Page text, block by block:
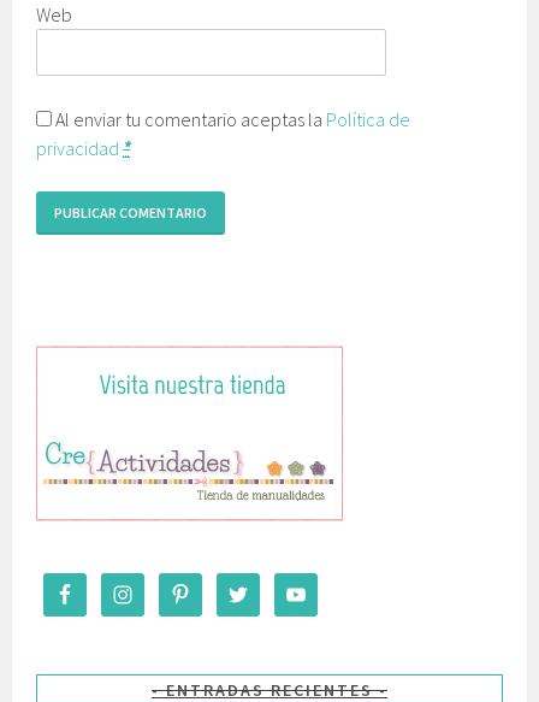
Web
Al enviar tu comentario aceptas la Política de
privacidad *
ENTRADAS RECIENTES